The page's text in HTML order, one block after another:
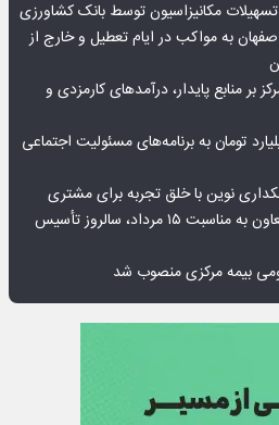
به مواکب در ایام تعطیل و خارج از
بر منابع پایدار، درآمدهای کارمزدی و
مهر ایران بیش از ۷۰ میلیارد تومان به برنامه‌های مسئولیت اجتماعی
نوین با خلق تجربه برای مشتری
پیام مدیرعامل بانک توسعه تعاون به مناسبت ۱۵ مرداد، سالروز تأسیس
بیمه مرکزی منصوب شد